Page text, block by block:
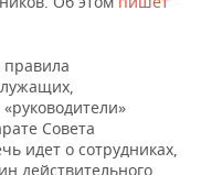
Совета
идет о сотрудниках,
действительного